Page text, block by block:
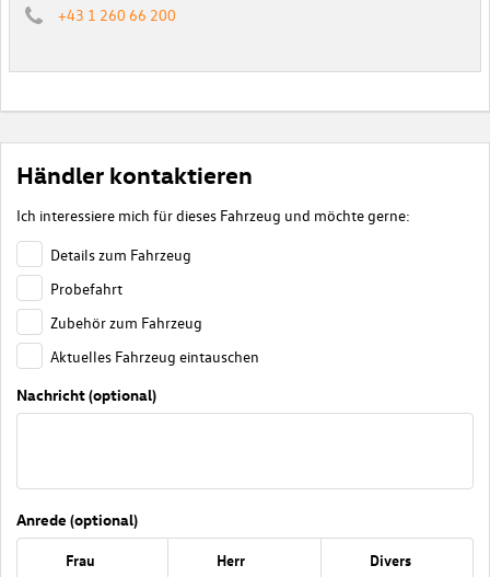
+43 1 260 66 200
Händler kontaktieren
Ich interessiere mich für dieses Fahrzeug und möchte gerne:
Details zum Fahrzeug
Probefahrt
Zubehör zum Fahrzeug
Aktuelles Fahrzeug eintauschen
Nachricht (optional)
Anrede (optional)
Frau Herr Divers